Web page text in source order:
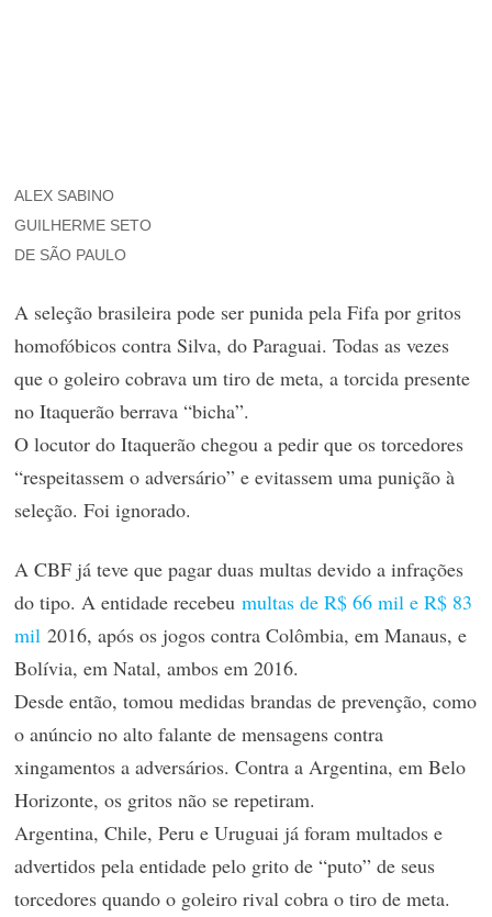
ALEX SABINO
GUILHERME SETO
DE SÃO PAULO
A seleção brasileira pode ser punida pela Fifa por gritos
homofóbicos contra Silva, do Paraguai. Todas as vezes
que o goleiro cobrava um tiro de meta, a torcida presente
no Itaquerão berrava “bicha”.
O locutor do Itaquerão chegou a pedir que os torcedores
“respeitassem o adversário” e evitassem uma punição à
seleção. Foi ignorado.
A CBF já teve que pagar duas multas devido a infrações
do tipo. A entidade recebeu multas de R$ 66 mil e R$ 83
mil2016, após os jogos contra Colômbia, em Manaus, e
Bolívia, em Natal, ambos em 2016.
Desde então, tomou medidas brandas de prevenção, como
o anúncio no alto falante de mensagens contra
xingamentos a adversários. Contra a Argentina, em Belo
Horizonte, os gritos não se repetiram.
Argentina, Chile, Peru e Uruguai já foram multados e
advertidos pela entidade pelo grito de “puto” de seus
torcedores quando o goleiro rival cobra o tiro de meta.